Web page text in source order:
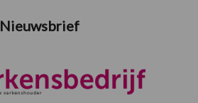
Nieuwsbrief